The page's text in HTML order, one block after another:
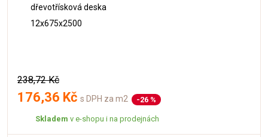
dřevotřísková deska
12x675x2500
238,72 Kč
176,36 Kč s DPH za m2 -26 %
Skladem v e-shopu i na prodejnách